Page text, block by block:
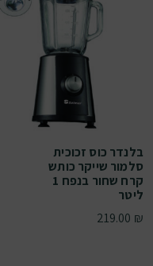
בלנדר כוס זכוכית
סלמור שייקר כותש
קרח שחור בנפח 1
ליטר
219.00 ₪